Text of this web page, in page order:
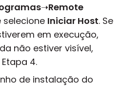
➝Remote
selecione Iniciar Host. Se
em execução,
não estiver visível,
4.
de instalação do